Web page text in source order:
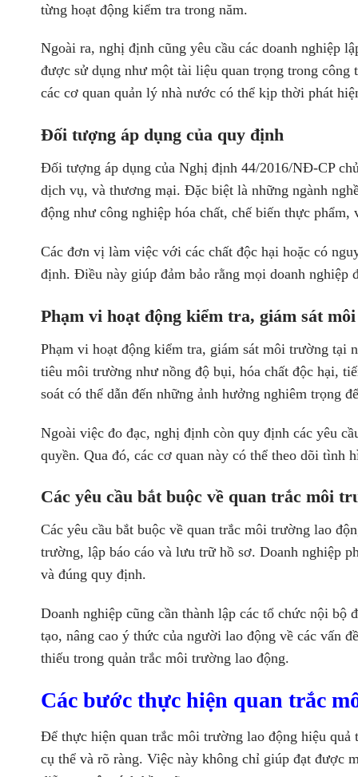
từng hoạt động kiểm tra trong năm.
Ngoài ra, nghị định cũng yêu cầu các doanh nghiệp
được sử dụng như một tài liệu quan trọng trong
các cơ quan quản lý nhà nước có thể kịp thời phát
Đối tượng áp dụng của quy định
Đối tượng áp dụng của Nghị định 44/2016/NĐ-CP
dịch vụ, và thương mại. Đặc biệt là những ngành
động như công nghiệp hóa chất, chế biến thực phẩm,
Các đơn vị làm việc với các chất độc hại hoặc có
định. Điều này giúp đảm bảo rằng mọi doanh nghiệp
Phạm vi hoạt động kiểm tra, giám sát
Phạm vi hoạt động kiểm tra, giám sát môi trường tại
tiêu môi trường như nồng độ bụi, hóa chất độc hại,
soát có thể dẫn đến những ảnh hưởng nghiêm trọng
Ngoài việc đo đạc, nghị định còn quy định các yêu
quyền. Qua đó, các cơ quan này có thể theo dõi tình
Các yêu cầu bắt buộc về quan trắc môi
Các yêu cầu bắt buộc về quan trắc môi trường lao
trường, lập báo cáo và lưu trữ hồ sơ. Doanh nghiệp
và đúng quy định.
Doanh nghiệp cũng cần thành lập các tổ chức nội
tạo, nâng cao ý thức của người lao động về các vấn
thiếu trong quản trắc môi trường lao động.
Các bước thực hiện quan trắc
Để thực hiện quan trắc môi trường lao động hiệu
cụ thể và rõ ràng. Việc này không chỉ giúp đạt được